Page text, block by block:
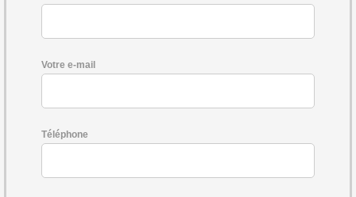
Votre e-mail
Téléphone